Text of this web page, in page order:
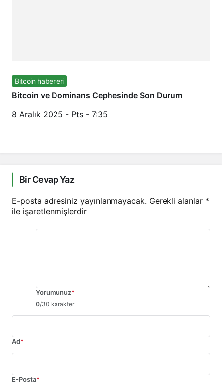
Bitcoin haberleri
Bitcoin ve Dominans Cephesinde Son Durum
8 Aralık 2025 - Pts - 7:35
Bir Cevap Yaz
E-posta adresiniz yayınlanmayacak. Gerekli alanlar *
ile işaretlenmişlerdir
Yorumunuz*
0/30 karakter
Ad*
E-Posta*